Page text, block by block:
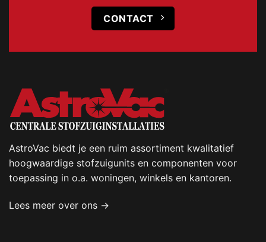
CONTACT
AstroVac biedt je een ruim assortiment kwalitatief
hoogwaardige stofzuigunits en componenten voor
toepassing in o.a. woningen, winkels en kantoren.
Lees meer over ons →